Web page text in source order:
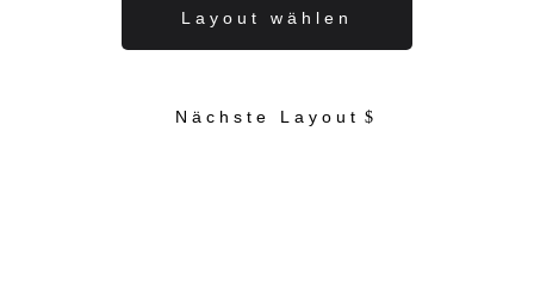
Layout wählen
Nächste Layout